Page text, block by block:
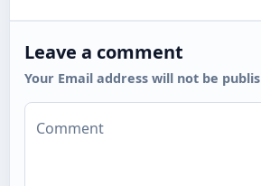
Leave a comment
Your Email address will not be
Comment